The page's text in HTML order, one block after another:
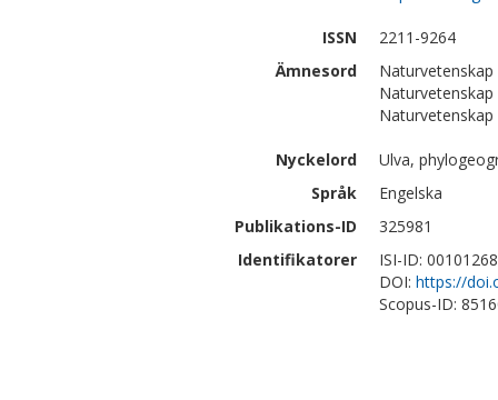
ISSN
2211-9264
Ämnesord
Nyckelord
Ulva,
Språk
Engelska
Publikations-ID
325981
Identifikatorer
ISI-ID:
DOI: https://
Scopus-ID: